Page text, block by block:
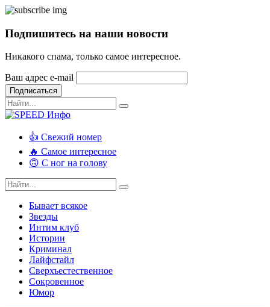
Подпишитесь на наши новости
Никакого спама, только самое интересное.
Ваш адрес e-mail
Подписаться
👍 Свежий номер
🔥 Самое интересное
🙃 С ног на голову
Бывает всякое
Звезды
Интим клуб
Истории
Криминал
Лайфстайл
Сверхъестественное
Сокровенное
Юмор